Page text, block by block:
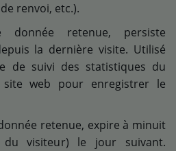
renvoi, etc.).
donnée retenue, persiste
la dernière visite. Utilisé
de suivi des statistiques du
web pour enregistrer le
retenue, expire à minuit
du visiteur) le jour suivant.